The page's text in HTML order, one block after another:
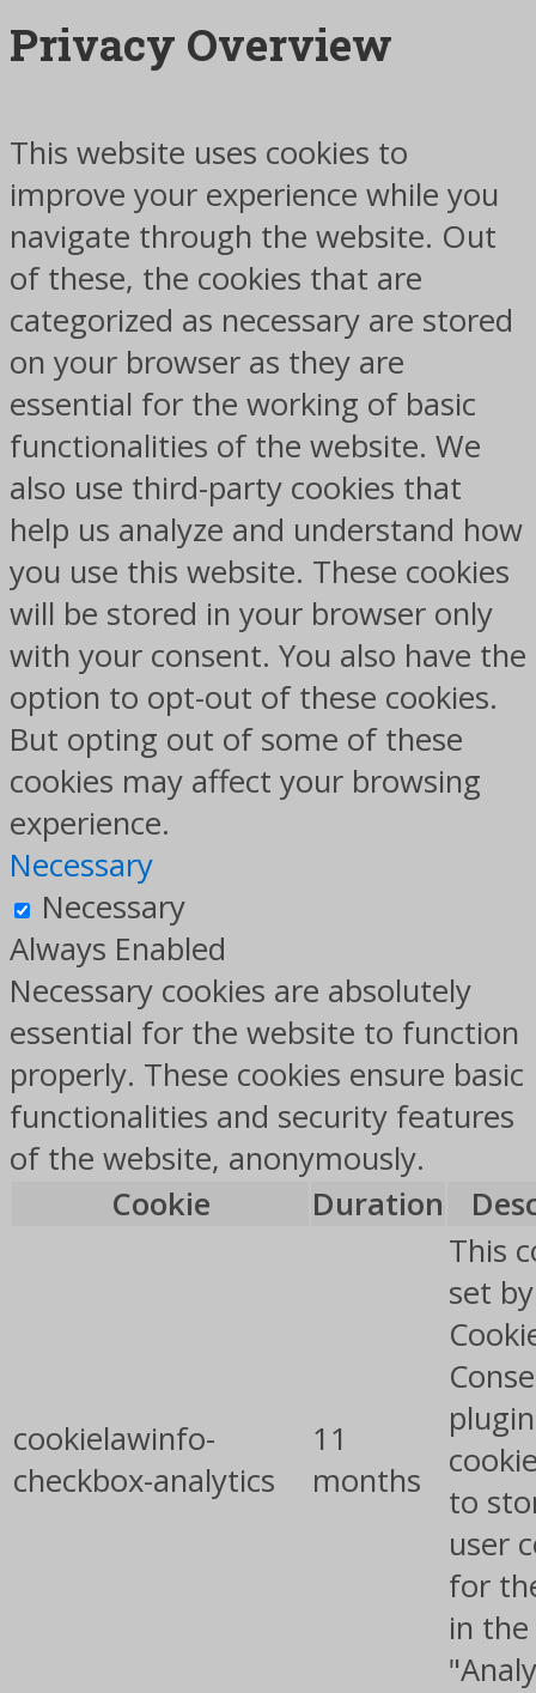
Privacy Overview
This website uses cookies to
improve your experience while you
navigate through the website. Out
of these, the cookies that are
categorized as necessary are stored
on your browser as they are
essential for the working of basic
functionalities of the website. We
also use third-party cookies that
help us analyze and understand how
you use this website. These cookies
will be stored in your browser only
with your consent. You also have the
option to opt-out of these cookies.
But opting out of some of these
cookies may affect your browsing
experience.
Necessary
Necessary
Always Enabled
Necessary cookies are absolutely
essential for the website to function
properly. These cookies ensure basic
functionalities and security features
of the website, anonymously.
Cookie
Duration
cookielawinfo-
checkbox-analytics
11
months
This
set
to
user
for
in